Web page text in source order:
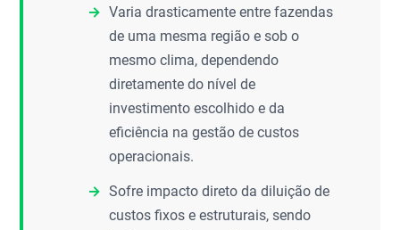
Varia drasticamente entre fazendas
de uma mesma região e sob o
mesmo clima, dependendo
diretamente do nível de
investimento escolhido e da
eficiência na gestão de custos
operacionais.
Sofre impacto direto da diluição de
custos fixos e estruturais, sendo